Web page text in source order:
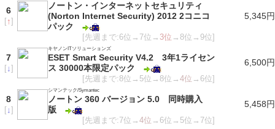
6
[↑]
ノートン・インターネットセキュリティ
(Norton Internet Security) 2012 2コニコ
パック
[先週まで:6位→7位→ 3位 →8位→9位]
5,345円
7
[↓]
キヤノンITソリューションズ
ESET Smart Security V4.2 3年1ライセン
ス 30000本限定パック
[先週まで:8位→5位→8位→4位 →6位]
6,500円
8
[↓]
シマンテック/Symantec
ノートン 360 バージョン 5.0 同時購入
版
[先週まで:7位→4位 →6位→5位→7位]
5,458円